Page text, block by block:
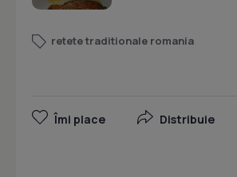
retete traditionale romania
Îmi place Distribuie